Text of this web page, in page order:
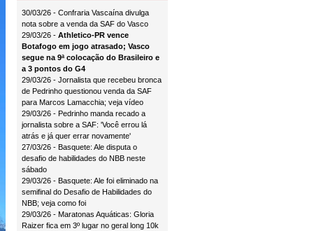
30/03/26 - Confraria Vascaína divulga
nota sobre a venda da SAF do Vasco
29/03/26 - Athletico-PR vence
Botafogo em jogo atrasado; Vasco
segue na 9ª colocação do Brasileiro e
a 3 pontos do G4
29/03/26 - Jornalista que recebeu bronca
de Pedrinho questionou venda da SAF
para Marcos Lamacchia; veja vídeo
29/03/26 - Pedrinho manda recado a
jornalista sobre a SAF: 'Você errou lá
atrás e já quer errar novamente'
27/03/26 - Basquete: Ale disputa o
desafio de habilidades do NBB neste
sábado
29/03/26 - Basquete: Ale foi eliminado na
semifinal do Desafio de Habilidades do
NBB; veja como foi
29/03/26 - Maratonas Aquáticas: Gloria
Raizer fica em 3º lugar no geral long 10k